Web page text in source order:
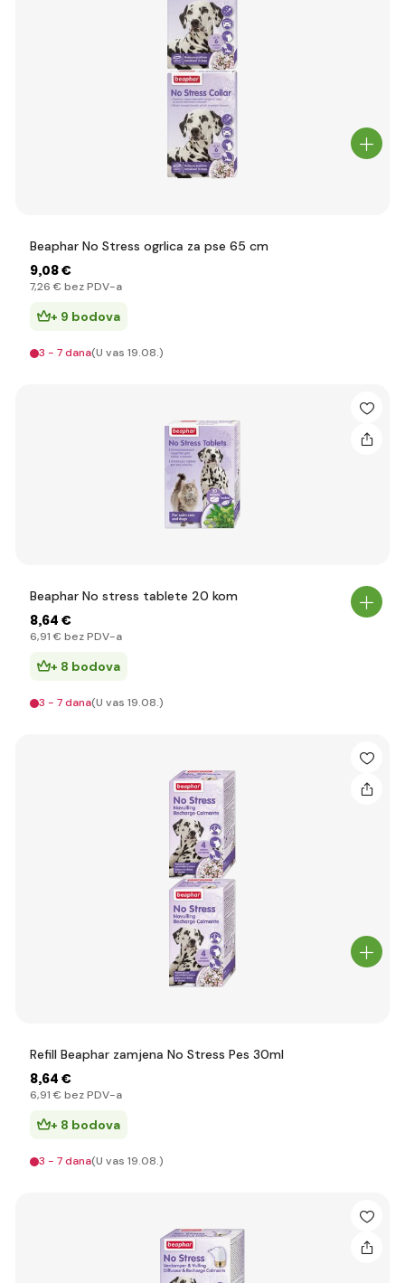
Beaphar No Stress ogrlica za pse 65 cm
9,08 €
7,26 € bez PDV-a
+ 9 bodova
3 - 7 dana(U vas 19.08.)
Beaphar No stress tablete 20 kom
8,64 €
6,91 € bez PDV-a
+ 8 bodova
3 - 7 dana(U vas 19.08.)
Refill Beaphar zamjena No Stress Pes 30ml
8,64 €
6,91 € bez PDV-a
+ 8 bodova
3 - 7 dana(U vas 19.08.)